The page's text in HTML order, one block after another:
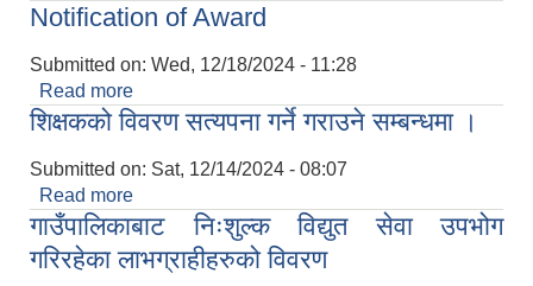
Notification of Award
Submitted on: Wed, 12/18/2024 - 11:28
Read more
शिक्षकको विवरण सत्यपना गर्ने गराउने सम्बन्धमा ।
Submitted on: Sat, 12/14/2024 - 08:07
Read more
गाउँपालिकाबाट निःशुल्क विद्युत सेवा उपभोग
गरिरहेका लाभग्राहीहरुको विवरण